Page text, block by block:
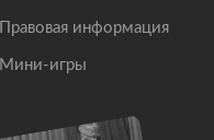
Правовая информация
Мини-игры